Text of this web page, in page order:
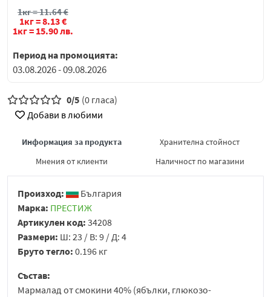
1кг =11.64€
1кг =8.13€
1кг = 15.90лв.
Период на промоцията:
03.08.2026 - 09.08.2026
0/5 (0 гласа)
Добави в любими
Информация за продукта
Хранителна стойност
Мнения от клиенти
Наличност по магазини
Произход:
България
Марка: ПРЕСТИЖ
Артикулен код: 34208
Размери: Ш: 23 / В: 9 / Д: 4
Бруто тегло: 0.196 кг
Състав:
Мармалад от смокини 40% (ябълки, глюкозо-